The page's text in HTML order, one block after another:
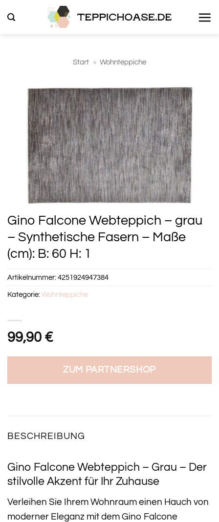
Inhalt
Start » Wohnteppiche
Gino Falcone Webteppich – grau
– Synthetische Fasern – Maße
(cm): B: 60 H: 1
99,90 €
ZUM PARTNERSHOP
Artikelnummer:4251924947384
Kategorie:Wohnteppiche
BESCHREIBUNG
Gino Falcone Webteppich – Grau – Der
stilvolle Akzent für Ihr Zuhause
Verleihen Sie Ihrem Wohnraum einen Hauch von
moderner Eleganz mit dem Gino Falcone